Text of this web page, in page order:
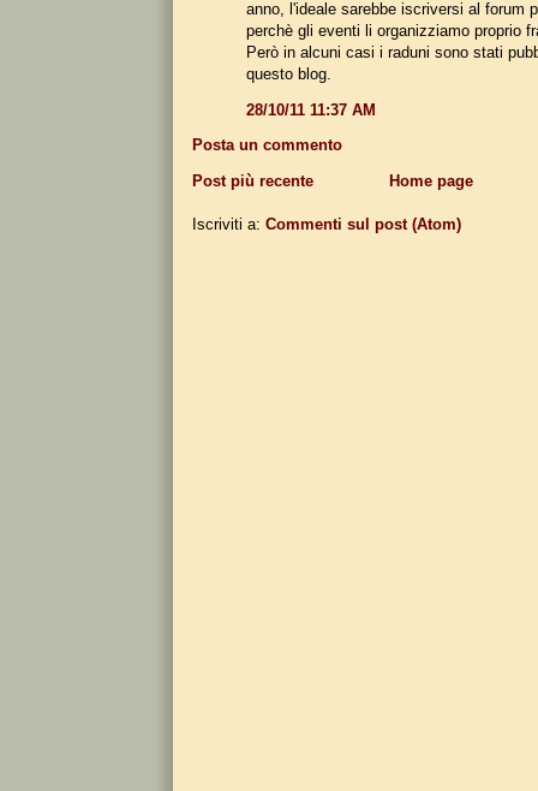
anno, l'ideale sarebbe iscriversi al forum
perchè gli eventi li organizziamo proprio
Però in alcuni casi i raduni sono stati
questo blog.
28/10/11 11:37 AM
Posta un commento
Post più recente
Home page
Iscriviti a: Commenti sul post (Atom)